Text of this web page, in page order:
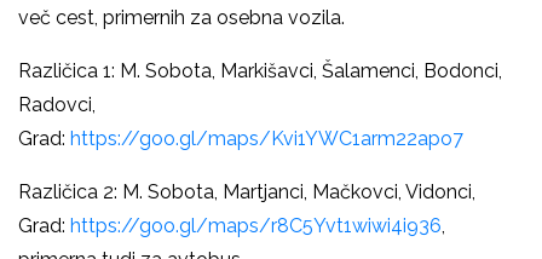
več cest, primernih za osebna vozila.
Različica 1: M. Sobota, Markišavci, Šalamenci, Bodonci,
Radovci,
Grad: https://goo.gl/maps/Kvi1YWC1arm22apo7
Različica 2: M. Sobota, Martjanci, Mačkovci, Vidonci,
Grad: https://goo.gl/maps/r8C5Yvt1wiwi4i936,